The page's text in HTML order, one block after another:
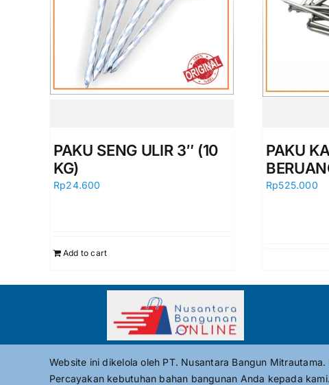
PAKU SENG ULIR 3″ (10
KG)
Rp24.600
Add to cart
PAKU
Rp525.000
Website ini dikelola oleh PT. Nusantara Bangun
Percayakan kebutuhan bahan bangunan Anda kepada kami.